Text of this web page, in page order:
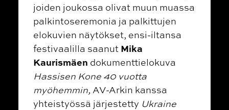
joiden joukossa olivat muun muassa
palkintoseremonia ja palkittujen
elokuvien näytökset, ensi-iltansa
festivaalilla saanut Mika
Kaurismäen dokumenttielokuva
Hassisen Kone 40 vuotta
myöhemmin, AV-Arkin kanssa
yhteistyössä järjestetty Ukraine